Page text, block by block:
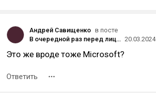
Андрей Савищенко в посте
В очередной раз перед лицом новых блокировок: какие сервисы выбирают компании для переезда 20.03.2024
Это же вроде тоже Microsoft?
Ответить